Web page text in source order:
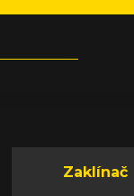
Zaklínač